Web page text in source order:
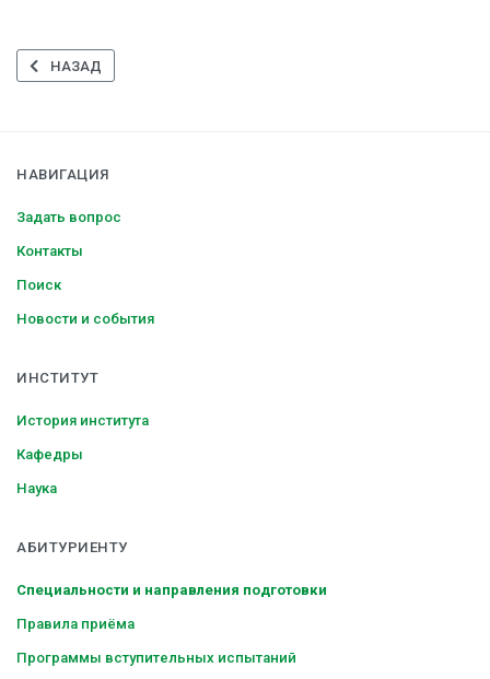
ПРЕДЫДУЩИЙ: СТОМАТОЛОГИЯ
НАЗАД
НАВИГАЦИЯ
Задать вопрос
Контакты
Поиск
Новости и события
ИНСТИТУТ
История института
Кафедры
Наука
АБИТУРИЕНТУ
Специальности и направления подготовки
Правила приёма
Программы вступительных испытаний